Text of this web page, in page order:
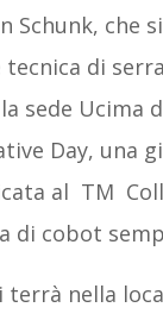
Schunk, che
di
sede Ucima
Day, una
al TM
di cobot
terrà nella